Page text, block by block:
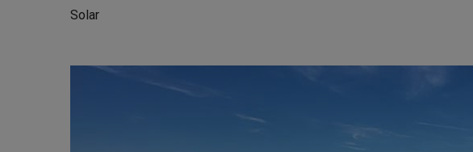
Solar